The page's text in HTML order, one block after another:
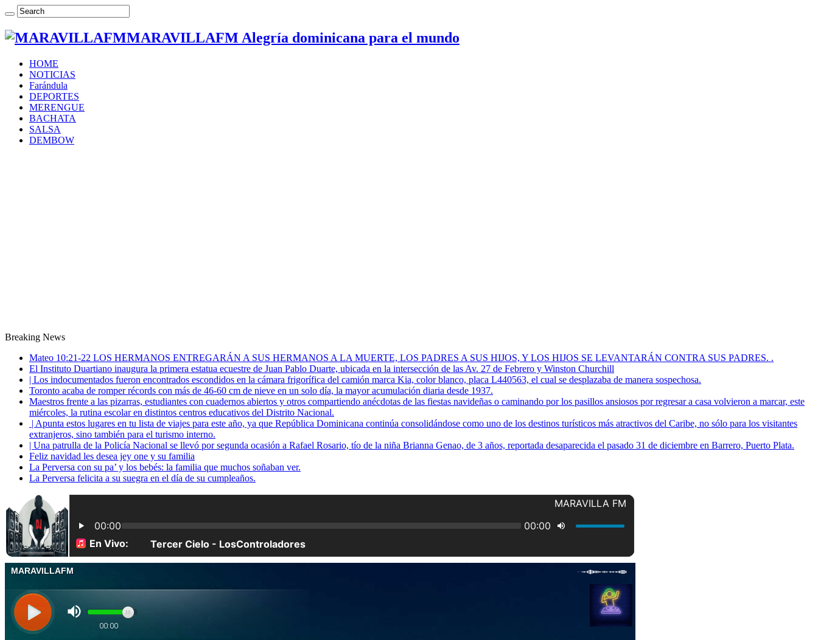
MARAVILLAFM Alegría dominicana para el mundo
HOME
NOTICIAS
Farándula
DEPORTES
MERENGUE
BACHATA
SALSA
DEMBOW
Breaking News
Mateo 10:21-22 LOS HERMANOS ENTREGARÁN A SUS HERMANOS A LA MUERTE, LOS PADRES A SUS HIJOS, Y LOS HIJOS SE LEVANTARÁN CONTRA SUS PADRES. .
El Instituto Duartiano inaugura la primera estatua ecuestre de Juan Pablo Duarte, ubicada en la intersección de las Av. 27 de Febrero y Winston Churchill
| Los indocumentados fueron encontrados escondidos en la cámara frigorífica del camión marca Kia, color blanco, placa L440563, el cual se desplazaba de manera sospechosa.
Toronto acaba de romper récords con más de 46-60 cm de nieve en un solo día, la mayor acumulación diaria desde 1937.
Maestros frente a las pizarras, estudiantes con cuadernos abiertos y otros compartiendo anécdotas de las fiestas navideñas o caminando por los pasillos ansiosos por regresar a casa volvieron a marcar, este
miércoles, la rutina escolar en distintos centros educativos del Distrito Nacional.
| Apunta estos lugares en tu lista de viajes para este año, ya que República Dominicana continúa consolidándose como uno de los destinos turísticos más atractivos del Caribe, no sólo para los visitantes
extranjeros, sino también para el turismo interno.
| Una patrulla de la Policía Nacional se llevó por segunda ocasión a Rafael Rosario, tío de la niña Brianna Genao, de 3 años, reportada desaparecida el pasado 31 de diciembre en Barrero, Puerto Plata.
Feliz navidad les desea jey one y su familia
La Perversa con su pa’ y los bebés: la familia que muchos soñaban ver.
La Perversa felicita a su suegra en el día de su cumpleaños.